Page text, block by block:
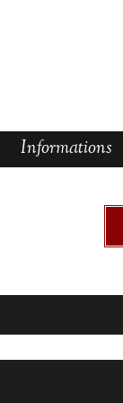
Informations